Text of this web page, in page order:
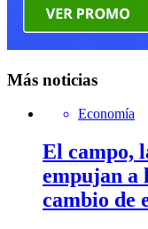
Más noticias
Economía
El campo,
empujan a
cambio de